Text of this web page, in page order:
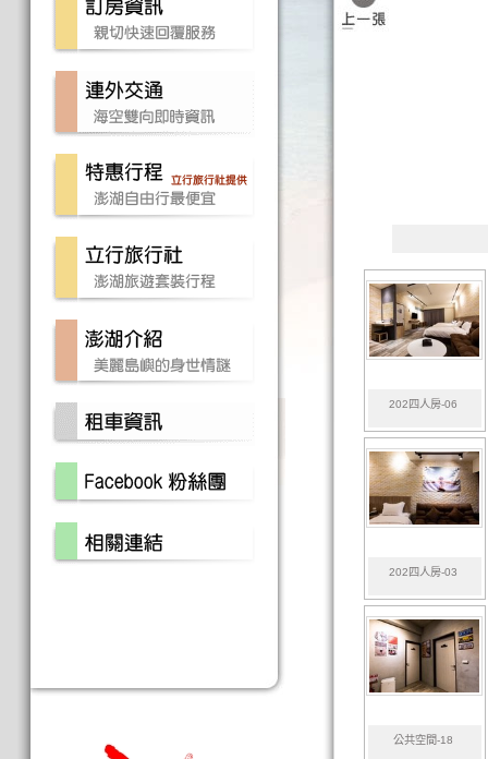
202四人房-06
202四人房-03
公共空間-18